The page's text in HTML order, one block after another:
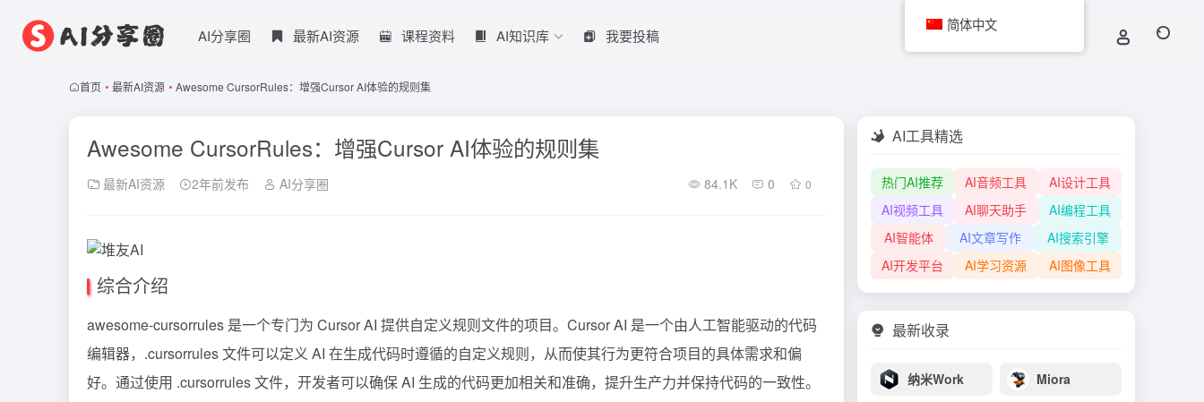
AI分享圈 最新AI资源 课程资料 AI知识库 我要投稿
首页 • 最新AI资源 • Awesome CursorRules：增强Cursor AI体验的规则集
Awesome CursorRules：增强Cursor AI体验的规则集
最新AI资源 2年前发布 AI分享圈 84.1K 0 0
综合介绍
awesome-cursorrules 是一个专门为 CursorAI 提供自定义规则文件的项目。Cursor AI 是一个由人工智能驱动的代码
编辑器，.cursorrules 文件可以定义 AI 在生成代码时遵循的自定义规则，从而使其行为更符合项目的具体需求和偏
好。通过使用 .cursorrules 文件，开发者可以确保 AI 生成的代码更加相关和准确，提升生产力并保持代码的一致性。
AI工具精选
热门AI推荐 AI音频工具
AI设计工具
AI视频工具
AI聊天助手
AI编程工具
AI智能体
AI文章写作
AI搜索引擎
AI开发平台
AI学习资源 AI图像工具
最新收录
纳米Work Miora
简体中文